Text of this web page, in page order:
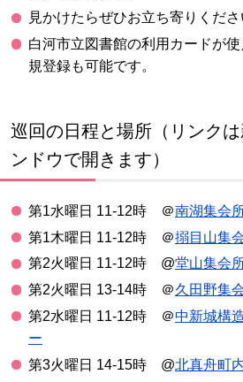
見かけたらぜひお立ち寄りくださ
白河市立図書館の利用カードが
規登録も可能です。
巡回の日程と場所（リンクは
ンドウで開きます）
第1水曜日 11-12時 ＠南湖集会
第1木曜日 11-12時 ＠搦目山集
第2火曜日 11-12時 @堂山集会
第2火曜日 13-14時 ＠久田野集
第2水曜日 11-12時 ＠中新城構
ー
第3火曜日 14-15時 @北真舟町